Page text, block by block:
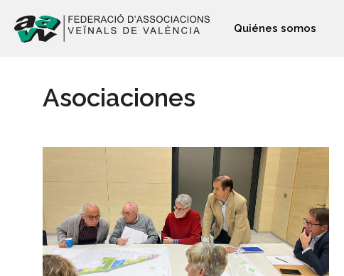
Quiénes somos
Asociaciones